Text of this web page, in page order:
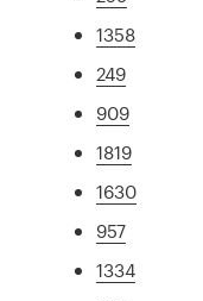
1358
249
909
1819
1630
957
1334